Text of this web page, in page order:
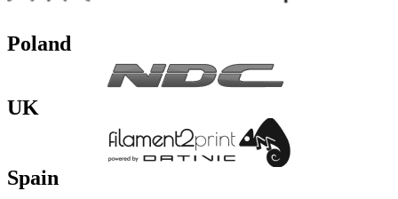
Poland
UK
Spain